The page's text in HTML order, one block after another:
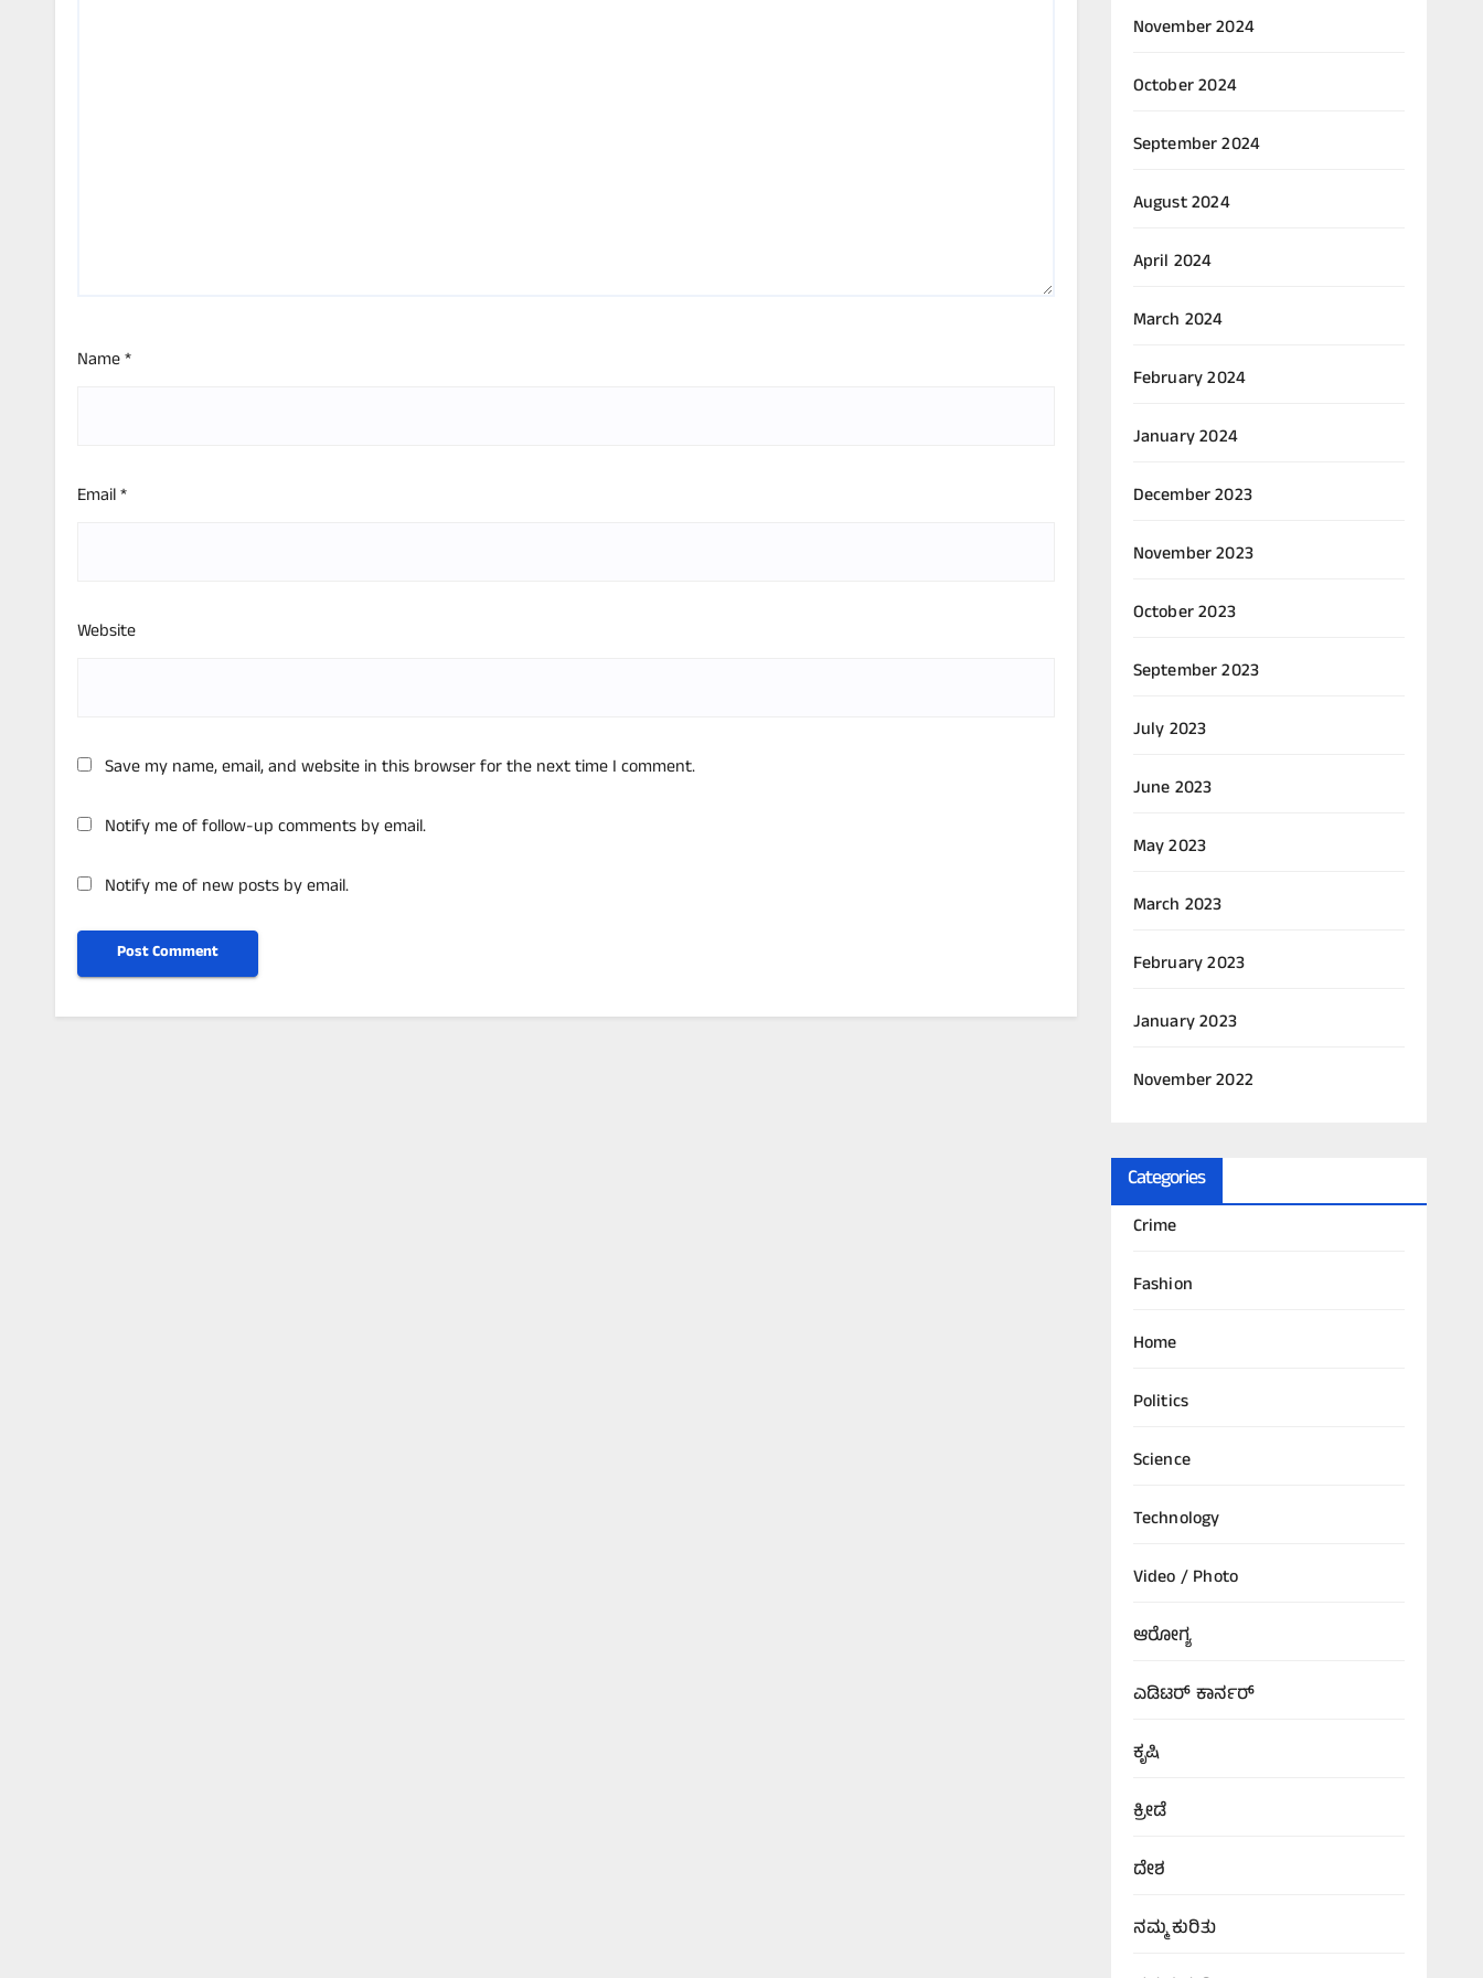
Name*
Email*
Website
Save my name, email, and website in this browser for the next time I comment.
Notify me of follow-up comments by email.
Notify me of new posts by email.
November 2024
October 2024
September 2024
August 2024
April 2024
March 2024
February 2024
January 2024
December 2023
November 2023
October 2023
September 2023
July 2023
June 2023
May 2023
March 2023
February 2023
January 2023
November 2022
Categories
Crime
Fashion
Home
Politics
Science
Technology
Video / Photo
ಆರೋಗ್ಯ
ಎಡಿಟರ್‌ ಕಾರ್ನರ್
ಕೃಷಿ
ಕ್ರೀಡೆ
ದೇಶ
ನಮ್ಮ ಕುರಿತು